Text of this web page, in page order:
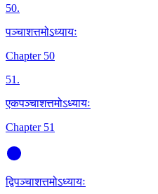
50.
पञ्चाशत्तमोऽध्यायः
Chapter 50
51.
एकपञ्चाशत्तमोऽध्यायः
Chapter 51
द्विपञ्चाशत्तमोऽध्यायः